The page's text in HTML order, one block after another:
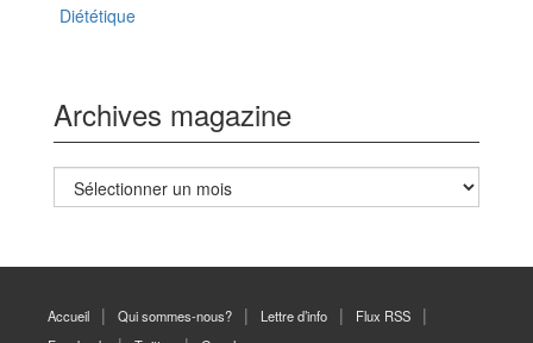
Diététique
Archives magazine
Archives
magazine
Accueil Qui sommes-nous? Lettre d’info
Flux RSS